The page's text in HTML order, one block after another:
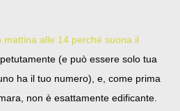
mattina alle 14 perché suona il
(e può essere solo tua
ha il tuo numero), e, come prima
non è esattamente edificante.